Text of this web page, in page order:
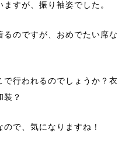
すが、振り袖姿でした。
のですが、おめでたい席な
行われるのでしょうか？衣
装？
で、気になりますね！